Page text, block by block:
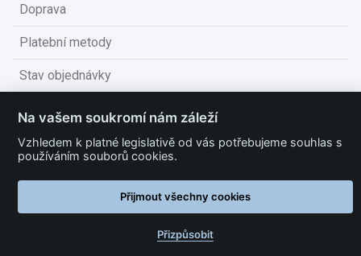
Doprava
Platební metody
Stav objednávky
Obchodní podmínky
Technické podmínky
Na vašem soukromí nám záleží
Vzhledem k platné legislativě od vás potřebujeme souhlas s
používáním souborů cookies.
Přijmout všechny cookies
Přizpůsobit